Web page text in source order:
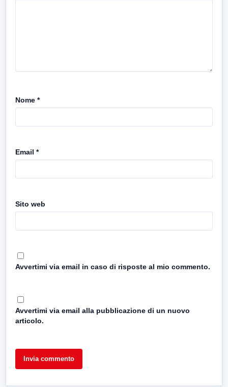
Nome *
Email *
Sito web
Avvertimi via email in caso di risposte al mio commento.
Avvertimi via email alla pubblicazione di un nuovo
articolo.